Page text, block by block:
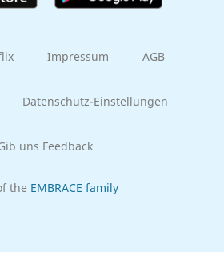
Impressum AGB
Datenschutz-Einstellungen
uns Feedback
the EMBRACE family